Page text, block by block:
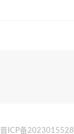
晋ICP备